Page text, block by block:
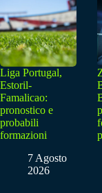
Liga Portugal,
Estoril-
Famalicao:
pronostico e
probabili
formazioni
7 Agosto
2026